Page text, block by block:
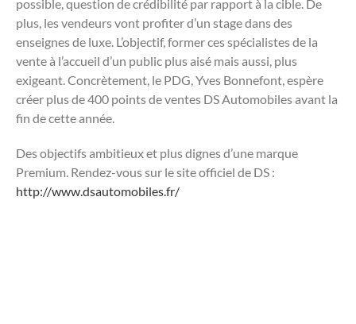
possible, question de crédibilité par rapport à la cible. De
plus, les vendeurs vont profiter d’un stage dans des
enseignes de luxe. L’objectif, former ces spécialistes de la
vente à l’accueil d’un public plus aisé mais aussi, plus
exigeant. Concrètement, le PDG, Yves Bonnefont, espère
créer plus de 400 points de ventes DS Automobiles avant la
fin de cette année.
Des objectifs ambitieux et plus dignes d’une marque
Premium. Rendez-vous sur le site officiel de DS :
http://www.dsautomobiles.fr/